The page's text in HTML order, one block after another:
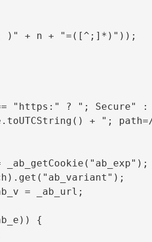
)" + n + "=([^;]*)"));
"https:" ? "; Secure"
+ ";
= _ab_url;
{